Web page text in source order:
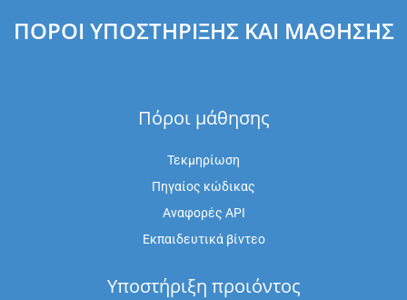
ΠΌΡΟΙ ΥΠΟΣΤΉΡΙΞΗΣ ΚΑΙ ΜΆΘΗΣΗΣ
Πόροι μάθησης
Τεκμηρίωση
Πηγαίος κώδικας
Αναφορές API
Εκπαιδευτικά βίντεο
Υποστήριξη προιόντος